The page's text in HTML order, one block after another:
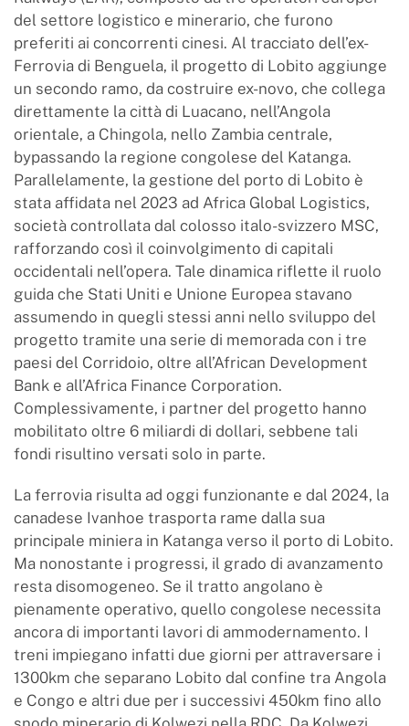
del settore logistico e minerario, che furono
preferiti ai concorrenti cinesi. Al tracciato dell’ex-
Ferrovia di Benguela, il progetto di Lobito aggiunge
un secondo ramo, da costruire ex-novo, che collega
direttamente la città di Luacano, nell’Angola
orientale, a Chingola, nello Zambia centrale,
bypassando la regione congolese del Katanga.
Parallelamente, la gestione del porto di Lobito è
stata affidata nel 2023 ad Africa Global Logistics,
società controllata dal colosso italo-svizzero MSC,
rafforzando così il coinvolgimento di capitali
occidentali nell’opera. Tale dinamica riflette il ruolo
guida che Stati Uniti e Unione Europea stavano
assumendo in quegli stessi anni nello sviluppo del
progetto tramite una serie di memorada con i tre
paesi del Corridoio, oltre all’African Development
Bank e all’Africa Finance Corporation.
Complessivamente, i partner del progetto hanno
mobilitato oltre 6 miliardi di dollari, sebbene tali
fondi risultino versati solo in parte.
La ferrovia risulta ad oggi funzionante e dal 2024, la
canadese Ivanhoe trasporta rame dalla sua
principale miniera in Katanga verso il porto di Lobito.
Ma nonostante i progressi, il grado di avanzamento
resta disomogeneo. Se il tratto angolano è
pienamente operativo, quello congolese necessita
ancora di importanti lavori di ammodernamento. I
treni impiegano infatti due giorni per attraversare i
1300km che separano Lobito dal confine tra Angola
e Congo e altri due per i successivi 450km fino allo